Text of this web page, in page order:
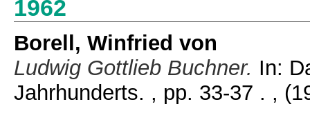
1962
Borell, Winfried von
Ludwig Gottlieb Buchner. In:
Jahrhunderts. , pp. 33-37 . ,